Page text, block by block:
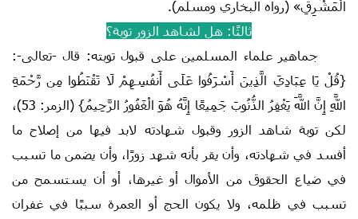
الْمَشْرِقِ» (رواه البخاري ومسلم).
ثالثًا: هل لشاهد الزور توبة؟
جماهير علماء المسلمين على قبول توبته: قال -تعالى-:
{قُلْ يَا عِبَادِيَ الَّذِينَ أَسْرَفُوا عَلَى أَنفُسِهِمْ لَا تَقْنَطُوا مِن رَّحْمَةِ
اللَّهِ إِنَّ اللَّهَ يَغْفِرُ الذُّنُوبَ جَمِيعًا إِنَّهُ هُوَ الْغَفُورُ الرَّحِيمُ} (الزمر: 53)،
لكن توبة شاهد الزور وقبول شهادته لابد فيها من إصلاح ما
أفسد في شهادته، وأن يقر بأنه شهد زورًا، وأن يضمن ما تسبب
في ضياع الحقوق من الأموال أو غيرها، أو أن يستسمح من
تسبب في ظلمه، ولا يكون الحج أو العمرة سببًا في غفران